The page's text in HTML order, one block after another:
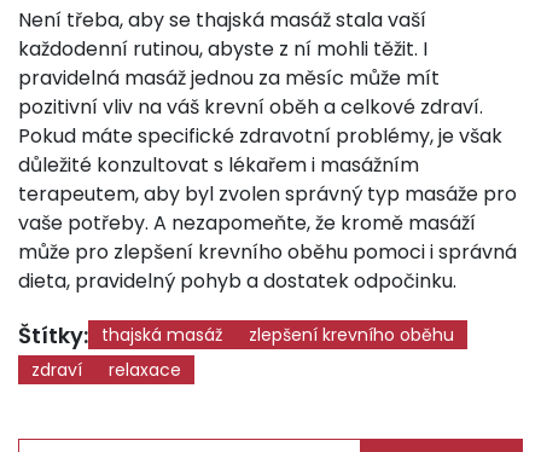
Není třeba, aby se thajská masáž stala vaší
každodenní rutinou, abyste z ní mohli těžit. I
pravidelná masáž jednou za měsíc může mít
pozitivní vliv na váš krevní oběh a celkové zdraví.
Pokud máte specifické zdravotní problémy, je však
důležité konzultovat s lékařem i masážním
terapeutem, aby byl zvolen správný typ masáže pro
vaše potřeby. A nezapomeňte, že kromě masáží
může pro zlepšení krevního oběhu pomoci i správná
dieta, pravidelný pohyb a dostatek odpočinku.
Štítky: thajská masáž
zlepšení krevního oběhu
zdraví
relaxace